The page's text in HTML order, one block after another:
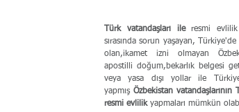
Türk vatandaşları ile resmi evlilik
sırasında sorun yaşayan,
olan,ikamet izni olmayan
apostilli doğum,bekarlık belgesi
veya yasa dışı yollar ile
yapmış Özbekistan vatandaşlarının
resmi evlilik yapmaları mümkün